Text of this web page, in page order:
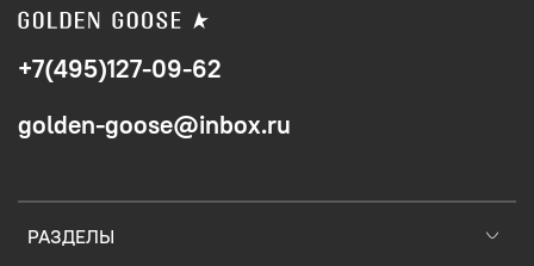
РАЗДЕЛЫ
+7(495)127-09-62
golden-goose@inbox.ru